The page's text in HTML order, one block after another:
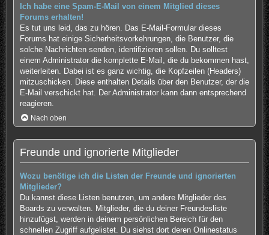
Ich habe eine Spam-E-Mail von einem Mitglied dieses
Forums erhalten!
Es tut uns leid, das zu hören. Das E-Mail-Formular dieses
Forums hat einige Sicherheitsvorkehrungen, die Benutzer, die
solche Nachrichten senden, identifizieren sollen. Du solltest
einem Administrator die komplette E-Mail, die du bekommen hast,
weiterleiten. Dabei ist es ganz wichtig, die Kopfzeilen (Headers)
mitzuschicken. Diese enthalten Details über den Benutzer, der die
E-Mail verschickt hat. Der Administrator kann dann entsprechend
reagieren.
Nach oben
Freunde und ignorierte Mitglieder
Wozu benötige ich die Listen der Freunde und ignorierten
Mitglieder?
Du kannst diese Listen benutzen, um andere Mitglieder des
Boards zu verwalten. Mitglieder, die du deiner Freundesliste
hinzufügst, werden in deinem persönlichen Bereich für den
schnellen Zugriff aufgelistet. Du siehst dort deren Onlinestatus